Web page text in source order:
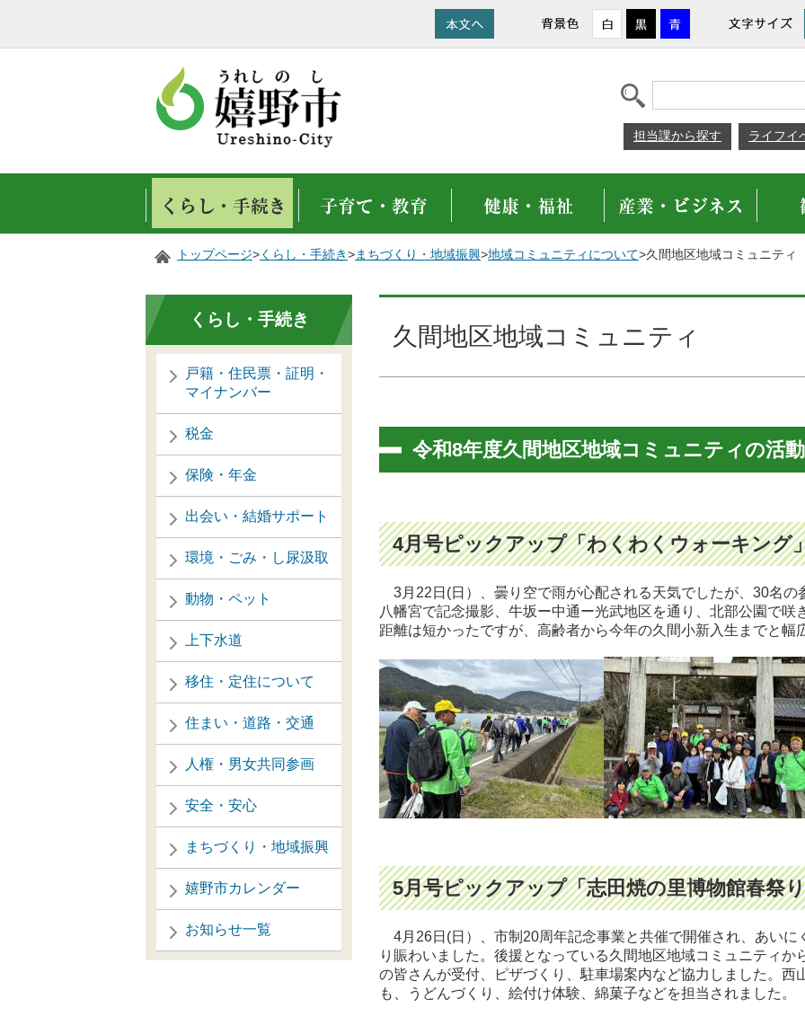
担当課から探す ライフイ
トップページ> くらし・手続き >まちづくり・地域振興>地域コミュニティについて>久間地区地域コミュニティ
くらし・手続き
戸籍・住民票・証明・
マイナンバー
税金
保険・年金
出会い・結婚サポート
環境・ごみ・し尿汲取
動物・ペット
上下水道
移住・定住について
住まい・道路・交通
人権・男女共同参画
安全・安心
まちづくり・地域振興
嬉野市カレンダー
お知らせ一覧
久間地区地域コミュニティ
令和8年度久間地区地域コミュニティの活動
4月号ピックアップ「わくわくウォーキング
3月22日(日）、曇り空で雨が心配される天気でしたが、30名の
八幡宮で記念撮影、牛坂ー中通ー光武地区を通り、北部公園で咲
距離は短かったですが、高齢者から今年の久間小新入生までと幅
5月号ピックアップ「志田焼の里博物館春祭
4月26日(日）、市制20周年記念事業と共催で開催され、あいに
り賑わいました。後援となっている久間地区地域コミュニティ
の皆さんが受付、ピザづくり、駐車場案内など協力しました。西
も、うどんづくり、絵付け体験、綿菓子などを担当されました。